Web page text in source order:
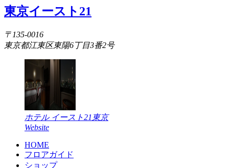
東京イースト21
〒135-0016
東京都江東区東陽6丁目3番2号
ホテル イースト21東京
Website
HOME
フロアガイド
ショップ